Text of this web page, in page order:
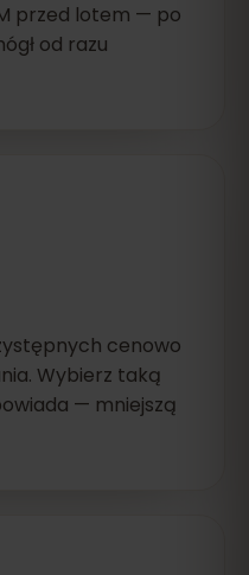
przed lotem — po
od razu
cenowo
Wybierz taką
— mniejszą